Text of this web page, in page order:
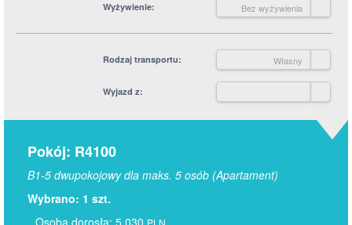
Wyżywienie Bez wyżywienia
Rodzaj transportu Własny
Wyjazd z
Pokój: R4100
B1-5 dwupokojowy dla maks. 5 osób (Apartament)
Wybrano: 1 szt.
Osoba dorosła: 5 030 PLN